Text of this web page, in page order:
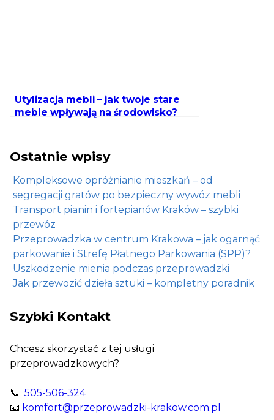
Utylizacja mebli – jak twoje stare
meble wpływają na środowisko?
Ostatnie wpisy
Kompleksowe opróżnianie mieszkań – od
segregacji gratów po bezpieczny wywóz mebli
Transport pianin i fortepianów Kraków – szybki
przewóz
Przeprowadzka w centrum Krakowa – jak ogarnąć
parkowanie i Strefę Płatnego Parkowania (SPP)?
Uszkodzenie mienia podczas przeprowadzki
Jak przewozić dzieła sztuki – kompletny poradnik
Szybki Kontakt
Chcesz skorzystać z tej usługi
przeprowadzkowych?
📞 505-506-324
📧 komfort@przeprowadzki-krakow.com.pl